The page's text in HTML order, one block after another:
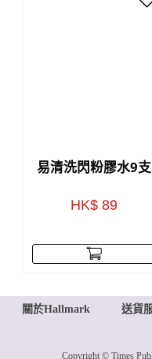
易清洗閃粉膠水9支
HK$ 89
關於Hallmark 送貨
Copyright © Times